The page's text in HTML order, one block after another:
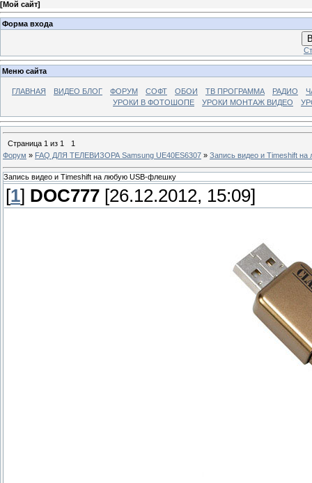
[Мой сайт]
Форма входа
Меню сайта
ГЛАВНАЯ ВИДЕО БЛОГ ФОРУМ СОФТ ОБОИ ТВ ПРОГРАММА РАДИО
УРОКИ В ФОТОШОПЕ
УРОКИ МОНТАЖ ВИДЕО
Страница 1 из 1
1
Форум » FAQ ДЛЯ ТЕЛЕВИЗОРА Samsung UE40ES6307 » Запись видео и Timeshift
Запись видео и Timeshift на любую USB-флешку
[1] DOC777 [26.12.2012, 15:09]